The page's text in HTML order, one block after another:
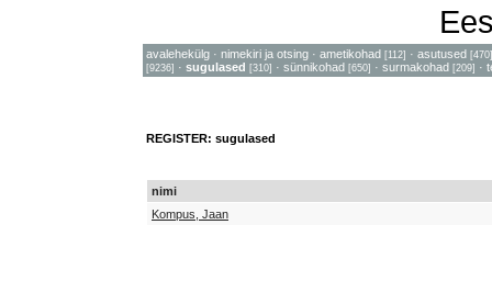
avalehekülg · nimekiri ja otsing · ametikohad [112] · asutused [470]
[9236] · sugulased [310] · sünnikohad [650] · surmakohad [209] ·
REGISTER: sugulased
nimi
Kompus, Jaan